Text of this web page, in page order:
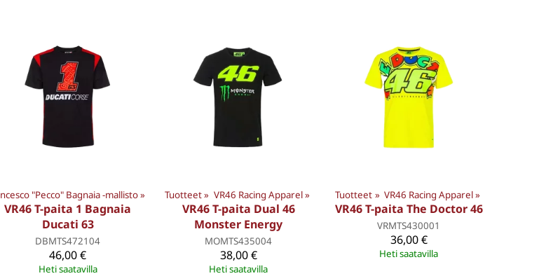
Francesco "Pecco" Bagnaia -mallisto‪»
VR46 T-paita 1 Bagnaia
Ducati 63
DBMTS472104
46,00 €
Heti saatavilla
Tuotteet‪» VR46 Racing Apparel‪»
VR46 T-paita Dual 46
Monster Energy
MOMTS435004
38,00 €
Heti saatavilla
Tuotteet ‪» VR46 Racing Apparel‪»
VR46 T-paita The Doctor 46
VRMTS430001
36,00 €
Heti saatavilla